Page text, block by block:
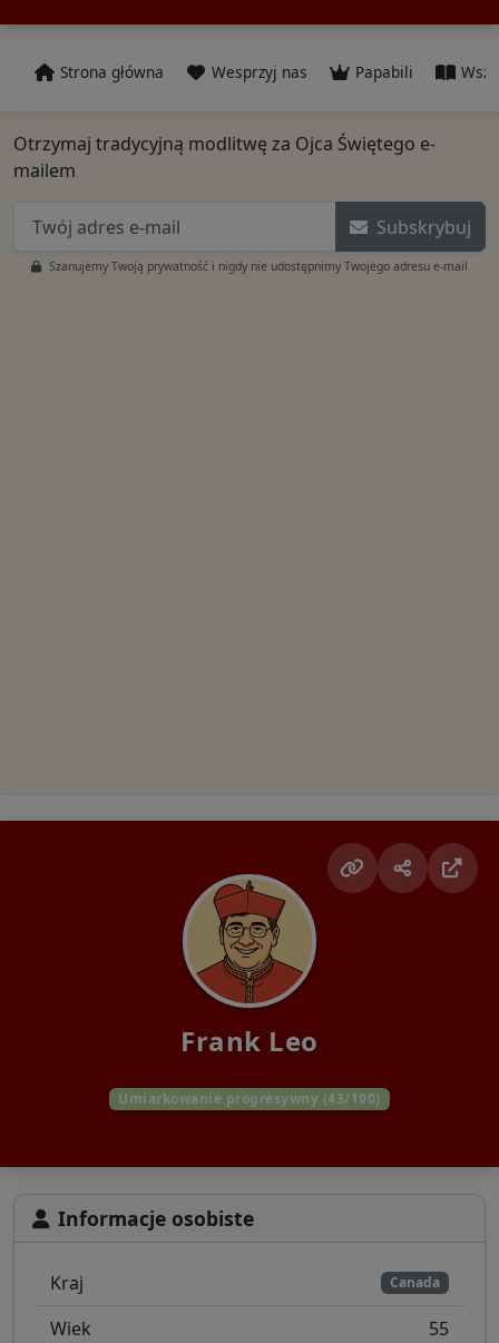
Strona główna Wesprzyj nas Papabili
Otrzymaj tradycyjną modlitwę za Ojca Świętego e-
mailem
Subskrybuj
Szanujemy Twoją prywatność i nigdy nie udostępnimy Twojego adresu e-mail
Frank Leo
Umiarkowanie progresywny (43/100)
Informacje osobiste
Kraj Canada
Wiek
55